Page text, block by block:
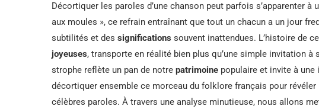
Décortiquer les paroles d’une chanson peut parfois s’apparenter à
aux moules », ce refrain entraînant que tout un chacun a un jour
subtilités et des significations souvent inattendues. L’histoire de
joyeuses, transporte en réalité bien plus qu’une simple invitation à
strophe reflète un pan de notre patrimoine populaire et invite à
décortiquer ensemble ce morceau du folklore français pour
célèbres paroles. À travers une analyse minutieuse, nous allons